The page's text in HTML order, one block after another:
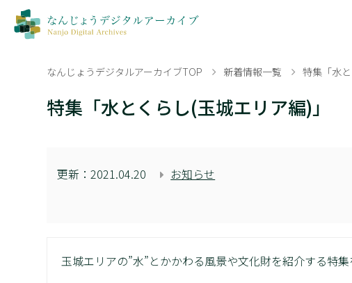
なんじょうデジタルアーカイブTOP 新着情報一覧 特集「水
特集「水とくらし(玉城エリア編)」
更新：2021.04.20 お知らせ
玉城エリアの”水”とかかわる風景や文化財を紹介する特集